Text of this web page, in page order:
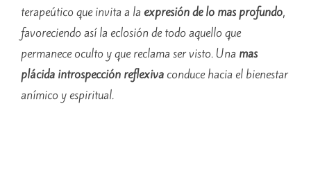
terapeútico que invita a la expresión de lo mas profundo,
favoreciendo así la eclosión de todo aquello que
permanece oculto y que reclama ser visto. Una mas
plácida introspección reflexivaconduce hacia el bienestar
anímico y espiritual.